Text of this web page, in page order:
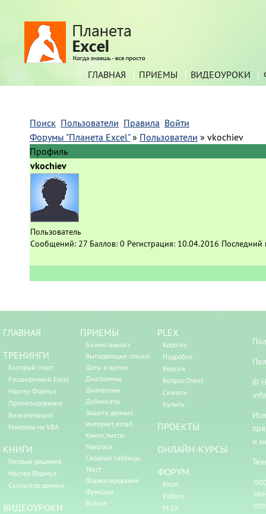
ГЛАВНАЯ ПРИЕМЫ ВИДЕОУРОКИ
Поиск Пользователи Правила Войти
Форумы "Планета Excel" » Пользователи » vkochiev
Профиль
vkochiev
Пользователь
Сообщений: 27 Баллов: 0 Регистрация: 10.04.2016 Последний
ГЛАВНАЯ
ТРЕНИНГИ
Быстрый старт
Расширенный Excel
Мастер Формул
Прогнозирование
Визуализация
Макросы на VBA
КНИГИ
Готовые решения
Мастер Формул
Скульптор данных
ВИДЕОУРОКИ
ПРИЕМЫ
Бизнес-анализ
Выпадающие списки
Даты и время
Диаграммы
Диапазоны
Дубликаты
Защита данных
Интернет, email
Книги, листы
Макросы
Сводные таблицы
Текст
Форматирование
Функции
Всякое
PLEX
Коротко
Подробно
Версии
Вопрос-Ответ
Скачать
Купить
ПРОЕКТЫ
ОНЛАЙН-КУРСЫ
ФОРУМ
Excel
Работа
PLEX
©
и